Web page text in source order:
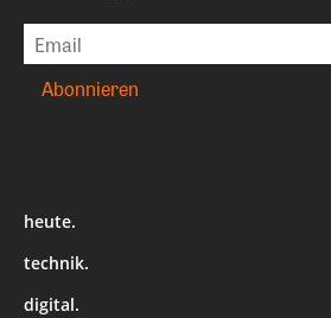
heute.
technik.
digital.